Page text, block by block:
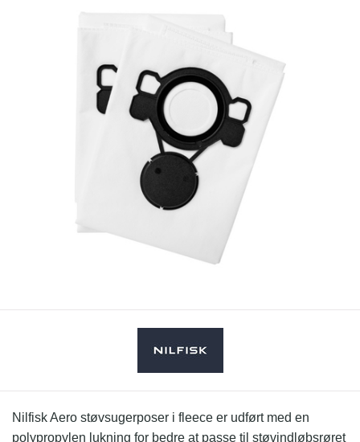
Nilfisk Aero støvsugerposer i fleece er udført med en
polypropylen lukning for bedre at passe til støvindløbsrøret